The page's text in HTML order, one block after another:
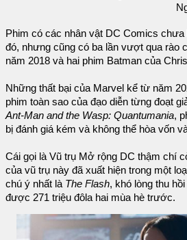
Phim có các nhân vật DC Comics chưa
đó, nhưng cũng có ba lần vượt qua rào
năm 2018 và hai phim Batman của
Những thất bại của Marvel kể từ năm
phim toàn sao của đạo diễn từng đoạt
Ant-Man and the Wasp: Quantumania,
bị đánh giá kém và không thể hòa vốn
Cái gọi là Vũ trụ Mở rộng DC thậm chí
của vũ trụ này đã xuất hiện trong một
chú ý nhất là The Flash, khó lòng thu
được 271 triệu đôla hai mùa hè trước.